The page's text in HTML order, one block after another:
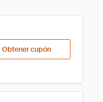
Obtener cupón